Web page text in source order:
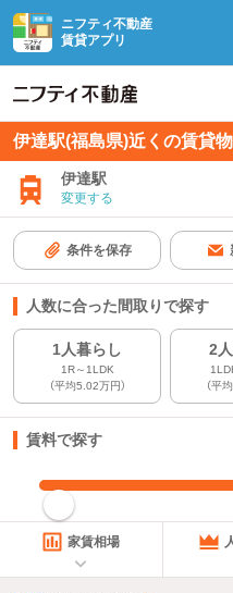
ニフティ不動産
賃貸アプリ
伊達駅(福島県)近くの賃貸
伊達駅
変更する
条件を保存
人数に合った間取りで探す
1人暮らし
1R～1LDK
（平均5.02万円）
2
（平
賃料で探す
指定した
家賃相場